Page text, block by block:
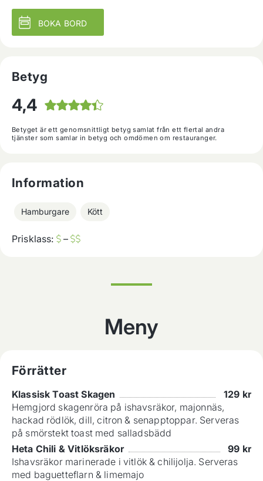
BOKA BORD
Betyg
4,4
Betyget är ett genomsnittligt betyg samlat från ett flertal andra
tjänster som samlar in betyg och omdömen om restauranger.
Information
Hamburgare Kött
Prisklass: –
Meny
Förrätter
Klassisk Toast Skagen 129 kr
Hemgjord skagenröra på ishavsräkor, majonnäs,
hackad rödlök, dill, citron & senapptoppar. Serveras
på smörstekt toast med salladsbädd
Heta Chili & Vitlöksräkor
99 kr
Ishavsräkor marinerade i vitlök & chilijolja. Serveras
med baguetteflarn & limemajo